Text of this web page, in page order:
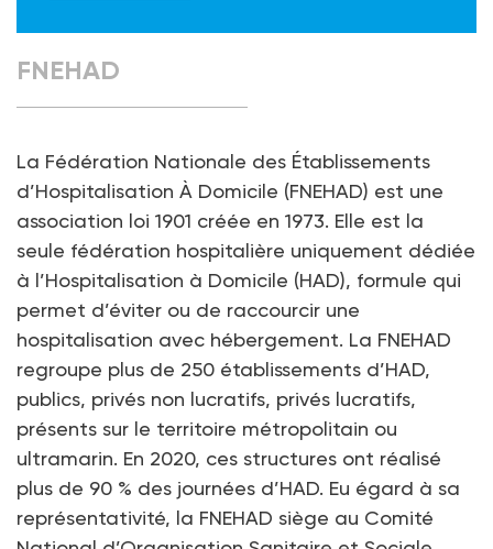
FNEHAD
La Fédération Nationale des Établissements
d’Hospitalisation À Domicile (FNEHAD) est une
association loi 1901 créée en 1973. Elle est la
seule fédération hospitalière uniquement dédiée
à l’Hospitalisation à Domicile (HAD), formule qui
permet d’éviter ou de raccourcir une
hospitalisation avec hébergement. La FNEHAD
regroupe plus de 250 établissements d’HAD,
publics, privés non lucratifs, privés lucratifs,
présents sur le territoire métropolitain ou
ultramarin. En 2020, ces structures ont réalisé
plus de 90 % des journées d’HAD. Eu égard à sa
représentativité, la FNEHAD siège au Comité